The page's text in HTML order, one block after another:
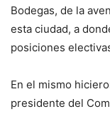
Bodegas, de la
esta ciudad, a
posiciones
En el mismo
presidente del